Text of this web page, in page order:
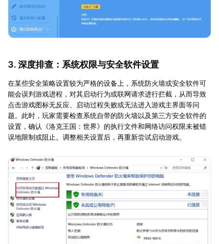
3. 深度排查：系统权限与安全软件设置
在某些安全策略设置较为严格的设备上，系统防火墙或安全软件可
能会误判游戏进程，对其启动行为或联网请求进行拦截，从而导致
点击游戏图标无反应、启动过程失败或无法进入游戏主界面等问
题。此时，玩家需要检查系统自带的防火墙以及第三方安全软件的
设置，确认《洛克王国：世界》的执行文件和网络访问权限未被错
误地限制或阻止。调整相关设置后，再重新尝试启动游戏。